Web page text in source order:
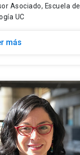
Asociado, Escuela de
UC
más